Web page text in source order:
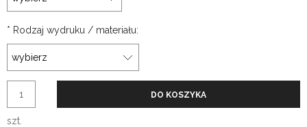
* Rodzaj wydruku / materiału:
szt.
DO KOSZYKA